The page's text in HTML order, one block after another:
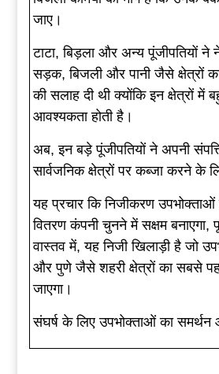
जाए।
टाटा, बिड़ला और अन्य पूंजीपतियों
सड़क, बिजली और पानी जैसे क्षेत्रों
की सलाह दी थी क्योंकि इन क्षेत्रों में
आवश्यकता होती है।
अब, इन बड़े पूंजीपतियों ने अपनी
सार्वजनिक क्षेत्रों पर कब्जा करने के
यह प्रचार कि निजीकरण उपभोक्ताओं
वितरण कंपनी चुनने में सक्षम बनाएगा,
वास्तव में, यह निजी खिलाड़ी है जो
और पुणे जैसे शहरी क्षेत्रों का सबसे
जाएगा।
संघर्ष के लिए उपभोक्ताओं का